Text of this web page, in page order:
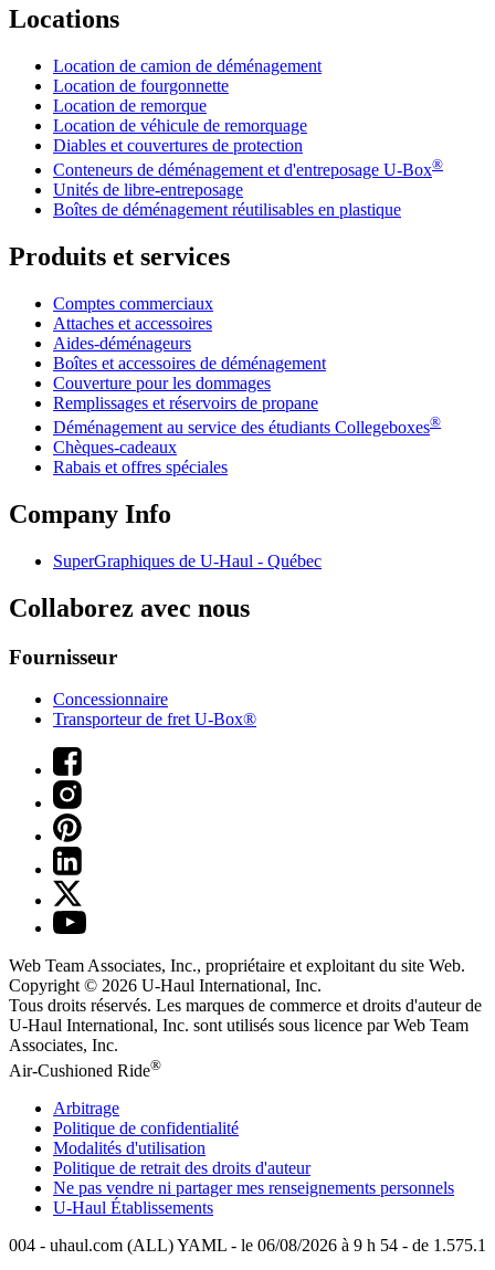
Locations
Location de camion de déménagement
Location de fourgonnette
Location de remorque
Location de véhicule de remorquage
Diables et couvertures de protection
Conteneurs de déménagement et d'entreposage U-Box®
Unités de libre-entreposage
Boîtes de déménagement réutilisables en plastique
Produits et services
Comptes commerciaux
Attaches et accessoires
Aides-déménageurs
Boîtes et accessoires de déménagement
Couverture pour les dommages
Remplissages et réservoirs de propane
Déménagement au service des étudiants Collegeboxes®
Chèques-cadeaux
Rabais et offres spéciales
Company Info
SuperGraphiques de U-Haul - Québec
Collaborez avec nous
Fournisseur
Concessionnaire
Transporteur de fret U-Box®
Web Team Associates, Inc., propriétaire et exploitant du site Web.
Copyright © 2026 U-Haul International, Inc.
Tous droits réservés. Les marques de commerce et droits d'auteur de
U-Haul International, Inc. sont utilisés sous licence par Web Team
Associates, Inc.
Air-Cushioned Ride®
Arbitrage
Politique de confidentialité
Modalités d'utilisation
Politique de retrait des droits d'auteur
Ne pas vendre ni partager mes renseignements personnels
U-Haul Établissements
004 - uhaul.com (ALL) YAML - le 06/08/2026 à 9 h 54 - de 1.575.1